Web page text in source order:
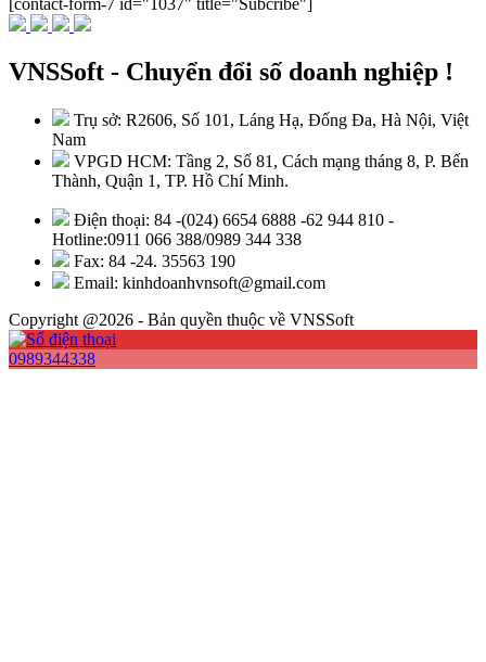
VNSSoft - Chuyển đổi số doanh nghiệp !
Trụ sở: R2606, Số 101, Láng Hạ, Đống Đa, Hà Nội, Việt
Nam
VPGD HCM: Tầng 2, Số 81, Cách mạng tháng 8, P. Bến
Thành, Quận 1, TP. Hồ Chí Minh.
Điện thoại: 84 -(024) 6654 6888 -62 944 810 -
Hotline:0911 066 388/0989 344 338
Fax: 84 -24. 35563 190
Email: kinhdoanhvnsoft@gmail.com
Copyright @2026 - Bản quyền thuộc về VNSSoft
0989344338